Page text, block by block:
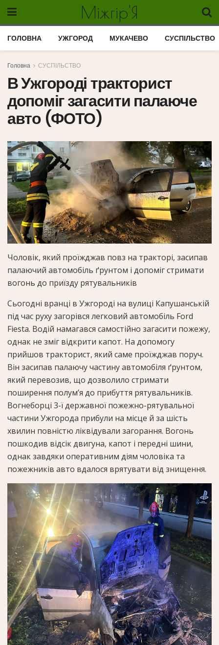
Міжгір'Я
ГОЛОВНА УЖГОРОД МУКАЧЕВО СУСПІЛЬСТВО
Головна СУСПІЛЬСТВО
В Ужгороді тракторист
допоміг загасити палаюче
авто (ФОТО)
Чоловік, який проїжджав повз на тракторі, засипав
палаючий автомобіль ґрунтом і допоміг стримати
вогонь до приїзду рятувальників
Сьогодні вранці в Ужгороді на вулиці Капушанській
під час руху загорівся легковий автомобіль Ford
Fiesta. Водій намагався самостійно загасити пожежу,
однак не зміг відкрити капот. На допомогу
прийшов тракторист, який саме проїжджав поруч.
Він засипав палаючу частину автомобіля ґрунтом,
який перевозив, що дозволило стримати
поширення полум’я до прибуття рятувальників.
Вогнеборці 3-ї державної пожежно-рятувальної
частини Ужгорода прибули на місце й за шість
хвилин повністю ліквідували загорання. Вогонь
пошкодив відсік двигуна, капот і передні шини,
однак завдяки оперативним діям чоловіка та
пожежників авто вдалося врятувати від знищення.